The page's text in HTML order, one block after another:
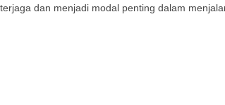
terjaga dan menjadi modal penting dalam